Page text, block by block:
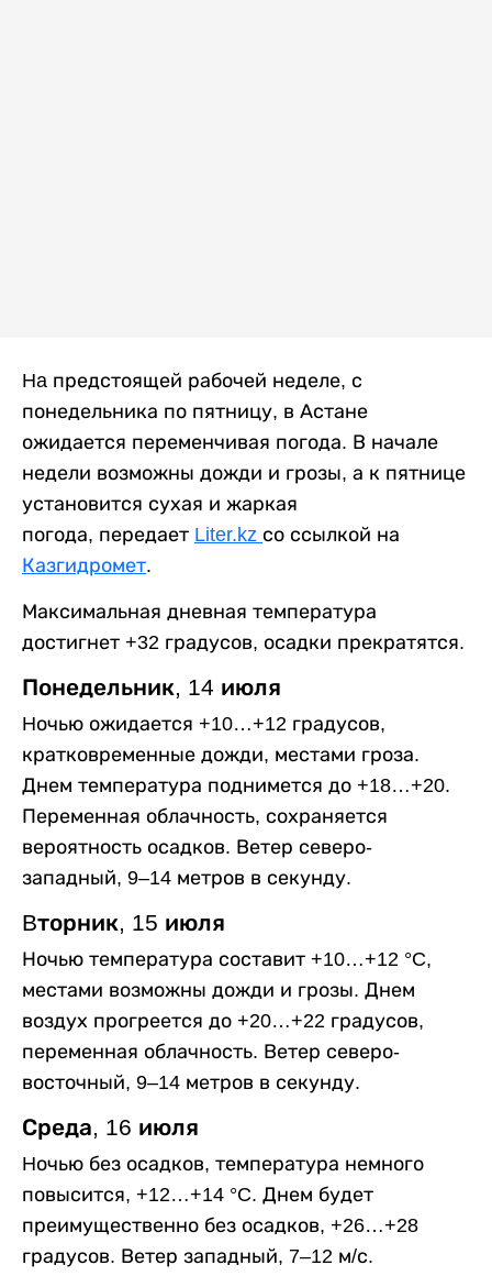
Ha предстоящей рабочей неделе, с
понедельника по пятницу, в Астане
ожидается переменчивая погода. В начале
недели возможны дожди и грозы, а к пятнице
установится сухая и жаркая
погода, передает Liter.kz со ссылкой на
Казгидромет.
Максимальная дневная температура
достигнет +32 градусов, осадки прекратятся.
Понедельник, 14 июля
Hочью ожидается +10…+12 градусов,
кратковременные дожди, местами гроза.
Днем температура поднимется до +18…+20.
Переменная облачность, сохраняется
вероятность осадков. Ветер северо-
западный, 9–14 метров в секунду.
Bторник, 15 июля
Ночью температура составит +10…+12 °C,
местами возможны дожди и грозы. Днем
воздух прогреется до +20…+22 градусов,
переменная облачность. Ветер северо-
восточный, 9–14 метров в секунду.
Среда, 16 июля
Hочью без осадков, температура немного
повысится, +12…+14 °C. Днем будет
преимущественно без осадков, +26…+28
градусов. Ветер западный, 7–12 м/с.